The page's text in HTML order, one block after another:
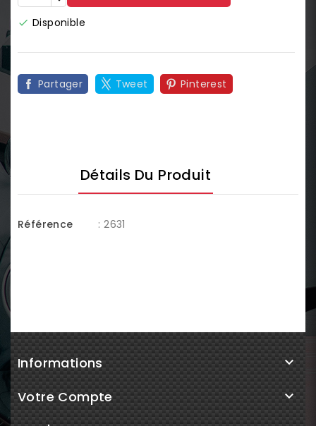
 Disponible
Partager Tweet Pinterest
Détails Du Produit
Référence : 2631
Informations 
Votre Compte 